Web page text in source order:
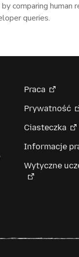
comparing human
queries.
Praca
Prywatność
Ciasteczka
Informacje
Wytyczne